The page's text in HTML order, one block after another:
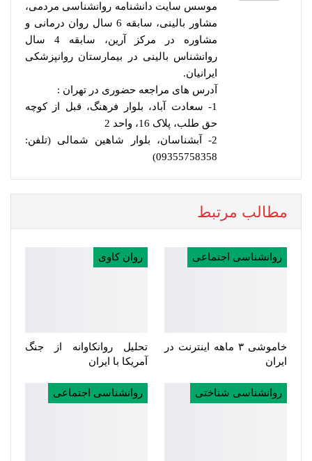
موسس سایت دانشنامه روانشناسی مردمی،
مشاور بالینی، سابقه 6 سال روان درمانی و
مشاوره در مرکز آرین، سابقه 4 سال
روانشناس بالینی در بیمارستان روانپزشکی
ایرانیان.
آدرس های مراجعه حضوری در تهران :
1- سعادت آباد، بلوار فرهنگ، قبل از کوچه
حق طلب، پلاک 16، واحد 2
2- آبشناسان، بلوار شاهین شمالی (تلفن:
09355758358)
مطالب مرتبط
روانشناسی اجتماعی
خاموشی ۳ ماهه اینترنت در
ایران
روان کاوی
تحلیل روانکاوانه از جنگ
آمریکا با ایران
روانشناسی شناختی روانشناسی اجتماعی